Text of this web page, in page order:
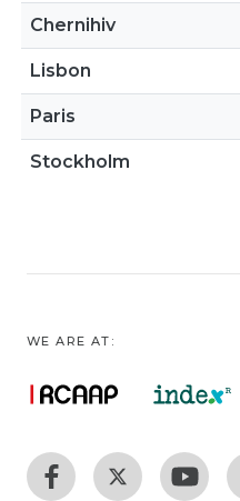
Chernihiv
Lisbon
Paris
Stockholm
WE ARE AT: